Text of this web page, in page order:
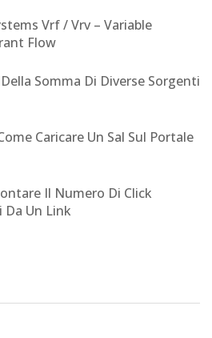
Vrf / Vrv – Variable
Flow
Somma Di Diverse Sorgenti
Caricare Un Sal Sul Portale
Il Numero Di Click
Da Un Link